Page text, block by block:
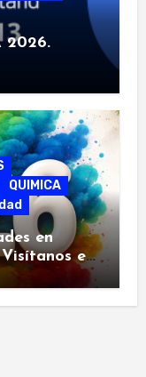
2026.
QUIMICA
en
en